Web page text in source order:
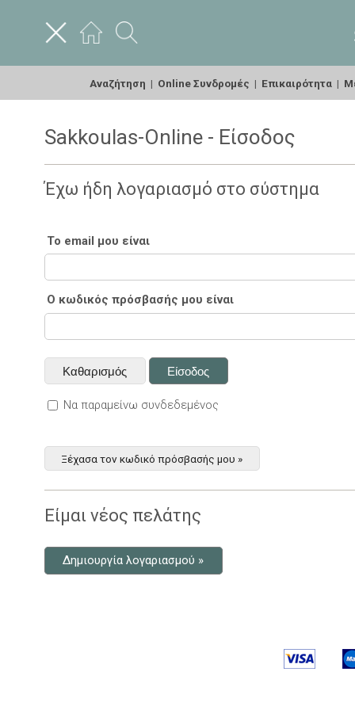
Αναζήτηση | Online Συνδρομές | Επικαιρότητα |
Sakkoulas-Online - Είσοδος
Έχω ήδη λογαριασμό στο σύστημα
Το email μου είναι
Ο κωδικός πρόσβασής μου είναι
Να παραμείνω συνδεδεμένος
Ξέχασα τον κωδικό πρόσβασής μου »
Είμαι νέος πελάτης
Δημιουργία λογαριασμού »